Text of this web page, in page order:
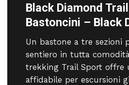
Black Diamond
Bastoncini – Black
Un bastone a tre sezioni
sentiero in tutta
trekking Trail Sport offre
affidabile per escursioni